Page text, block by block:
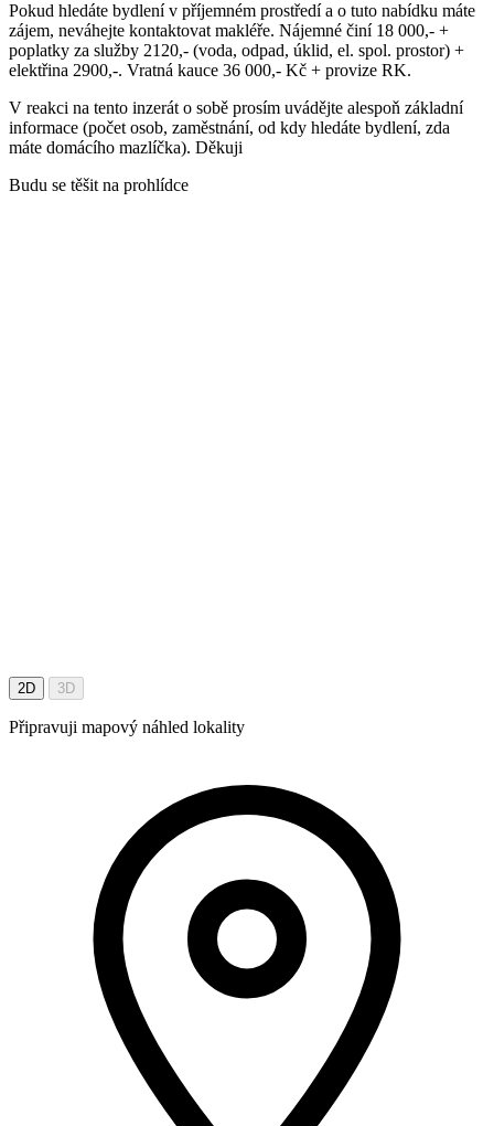
Pokud hledáte bydlení v příjemném prostředí a o tuto nabídku máte
zájem, neváhejte kontaktovat makléře. Nájemné činí 18 000,- +
poplatky za služby 2120,- (voda, odpad, úklid, el. spol. prostor) +
elektřina 2900,-. Vratná kauce 36 000,- Kč + provize RK.
V reakci na tento inzerát o sobě prosím uvádějte alespoň základní
informace (počet osob, zaměstnání, od kdy hledáte bydlení, zda
máte domácího mazlíčka). Děkuji
Budu se těšit na prohlídce
2D 3D
Připravuji mapový náhled lokality